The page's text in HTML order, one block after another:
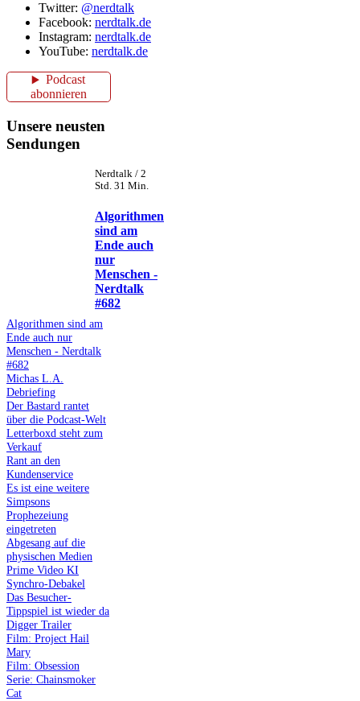
Twitter: @nerdtalk
Facebook: nerdtalk.de
Instagram: nerdtalk.de
YouTube: nerdtalk.de
Podcast
abonnieren
Unsere neusten
Sendungen
Nerdtalk / 2
Std. 31 Min.
Algorithmen
sind am
Ende auch
nur
Menschen -
Nerdtalk
#682
Algorithmen sind am
Ende auch nur
Menschen - Nerdtalk
#682
Michas L.A.
Debriefing
Der Bastard rantet
über die Podcast-Welt
Letterboxd steht zum
Verkauf
Rant an den
Kundenservice
Es ist eine weitere
Simpsons
Prophezeiung
eingetreten
Abgesang auf die
physischen Medien
Prime Video KI
Synchro-Debakel
Das Besucher-
Tippspiel ist wieder da
Digger Trailer
Film: Project Hail
Mary
Film: Obsession
Serie: Chainsmoker
Cat